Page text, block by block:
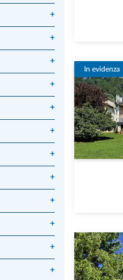
+
+
+
+
+
+
+
+
+
+
+
+
In evidenza